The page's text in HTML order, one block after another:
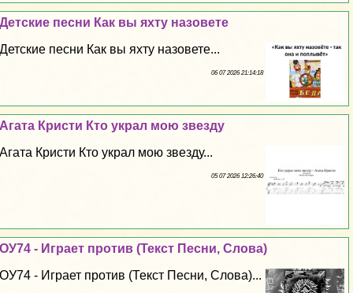
Детские песни Как вы яхту назовете
Детские песни Как вы яхту назовете...
06 07 2026 21:14:18
Агата Кристи Кто украл мою звезду
Агата Кристи Кто украл мою звезду...
05 07 2026 12:26:40
ОУ74 - Играет против (Текст Песни, Слова)
ОУ74 - Играет против (Текст Песни, Слова)...